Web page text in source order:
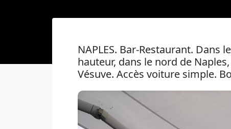
NAPLES. Bar-Restaurant. Dans
hauteur, dans le nord de
Vésuve. Accès voiture simple.